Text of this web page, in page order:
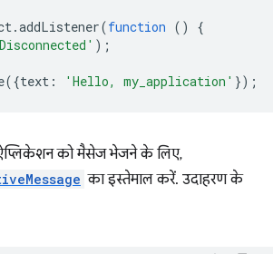
.addListener(function ()
{
);
({text : 'Hello, my_application' });
ऐप्लिकेशन को मैसेज भेजने के लिए,
का इस्तेमाल करें. उदाहरण के